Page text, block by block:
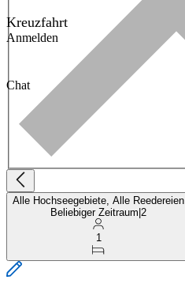
Kreuzfahrt
Anmelden
Chat
Alle Hochseegebiete, Alle Reedereien
Beliebiger Zeitraum 2
1